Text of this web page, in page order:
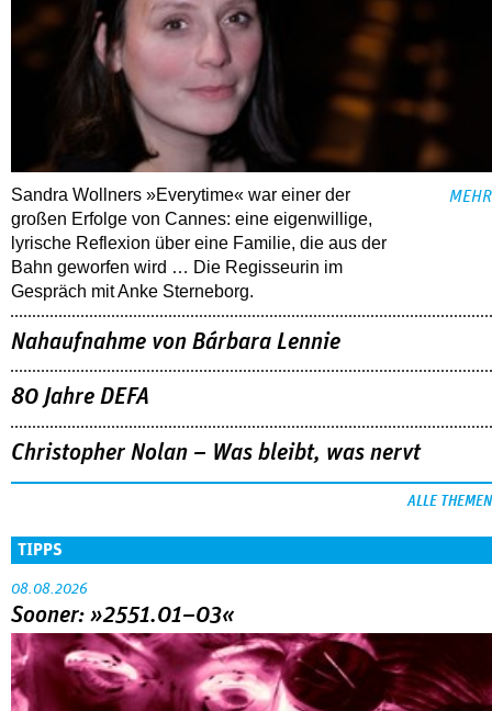
Sandra Wollners »Everytime« war einer der
großen Erfolge von Cannes: eine eigenwillige,
lyrische Reflexion über eine ­Familie, die aus der
Bahn geworfen wird … Die Regisseurin im
Gespräch mit Anke Sterneborg.
MEHR
Nahaufnahme von Bárbara Lennie
80 Jahre DEFA
Christopher Nolan – Was bleibt, was nervt
ALLE THEMEN
TIPPS
08.08.2026
Sooner: »2551.01–03«